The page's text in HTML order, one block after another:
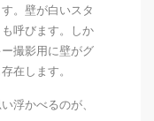
。壁が白いスタ
呼びます。しか
撮影用に壁がグ
在します。
浮かべるのが、